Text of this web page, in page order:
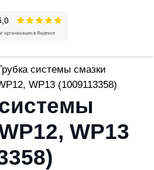
системы смазки
WP13 (1009113358)
WP13